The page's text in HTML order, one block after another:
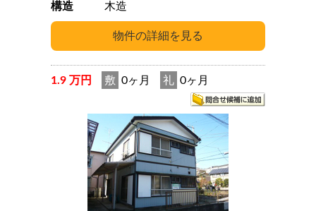
構造
木造
1.9 万円 敷 0ヶ月 礼 0ヶ月